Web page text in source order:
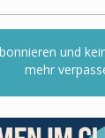
und
mehr